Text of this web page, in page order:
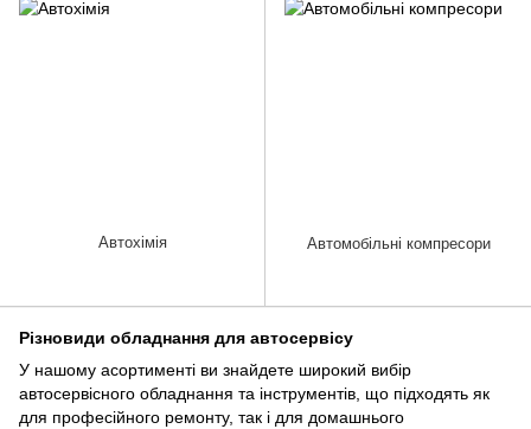
Різновиди обладнання для автосервісу
У нашому асортименті ви знайдете широкий вибір
автосервісного обладнання та інструментів, що підходять як
для професійного ремонту, так і для домашнього
Автохімія Автомобільні компресори